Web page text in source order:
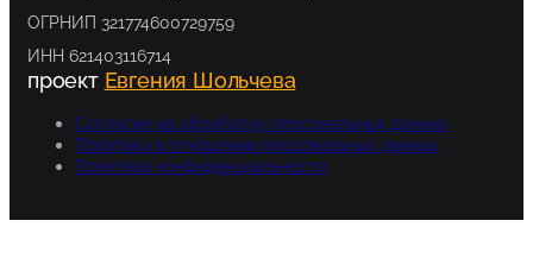
ОГРНИП 321774600729759
ИНН 621403116714
проект Евгения Шольчева
Согласие на обработку персональных данных
Политика в отношении персональных данных
Политика конфиденциальности